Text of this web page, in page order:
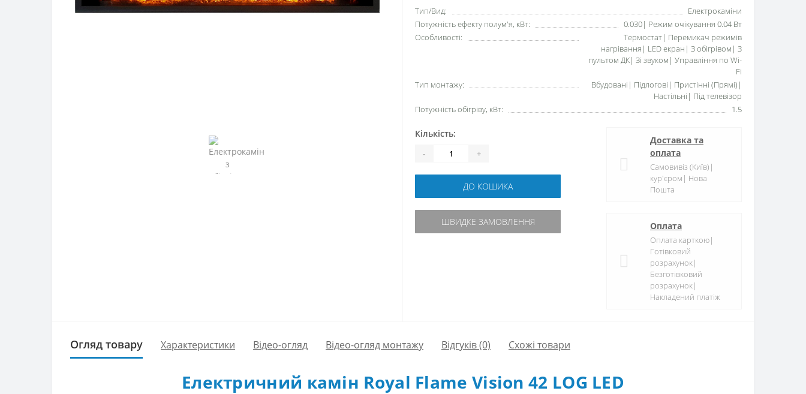
Тип/Вид:
Електрокаміни
Потужність ефекту полум'я, кВт:
0.030| Режим очікування 0.04 Вт
Особливості:
Термостат| Перемикач режимів
нагрівання| LED екран| З обігрівом| З
пультом ДК| Зі звуком| Управління по Wi-
Fi
Тип монтажу:
Вбудовані| Підлогові| Пристінні (Прямі)|
Настільні| Під телевізор
Потужність обігріву, кВт:
1.5
Кількість:
- +
ДО КОШИКА
ШВИДКЕ ЗАМОВЛЕННЯ
Доставка та
оплата
Самовивіз (Київ)|
кур'єром| Нова
Пошта
Оплата
Оплата карткою|
Готівковий
розрахунок|
Безготівковий
розрахунок|
Накладений платіж
Огляд товару Характеристики Відео-огляд Відео-огляд монтажу Відгуків (0) Схожі товари
Електричний камін Royal Flame Vision 42 LOG LED